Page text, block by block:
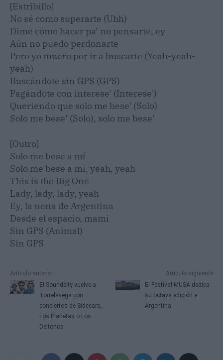
[Estribillo]
No sé como superarte (Uhh)
Dime cómo hacer pa’ no pensarte, ey
Aún no puedo perdonarte
Pero yo muero por ir a buscarte (Yeah-yeah-
yeah)
Buscándote sin GPS (GPS)
Pagándote con interese' (Interese')
Queriendo que solo me bese' (Solo)
Solo me bese’ (Solo), solo me bese'
[Outro]
Solo me bese a mí
Solo me bese a mí, yeah, yeah
This is the Big One
Lady, lady, lady, yeah
Ey, la nena de Argentina
Desde el espacio, mami
Sin GPS (Animal)
Sin GPS
Artículo anterior
El Soundcity vuelve a
Torrelavega con
conciertos de Sidecars,
Los Planetas o Los
Deltonos
Artículo siguiente
El Festival MUSA dedica
su octava edición a
Argentina